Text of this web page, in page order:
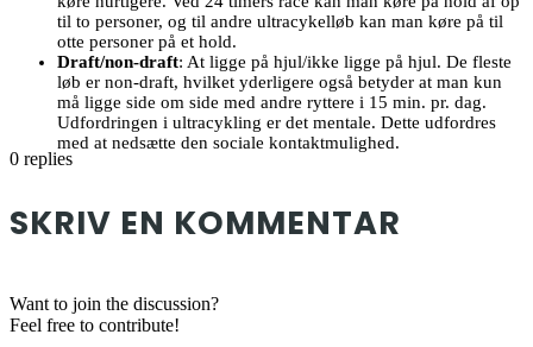
til to personer, og til andre ultracykelløb kan man køre på til
otte personer på et hold.
Draft/non-draft: At ligge på hjul/ikke ligge på hjul. De fleste
løb er non-draft, hvilket yderligere også betyder at man kun
må ligge side om side med andre ryttere i 15 min. pr. dag.
Udfordringen i ultracykling er det mentale. Dette udfordres
med at nedsætte den sociale kontaktmulighed.
0 replies
SKRIV EN KOMMENTAR
Want to join the discussion?
Feel free to contribute!